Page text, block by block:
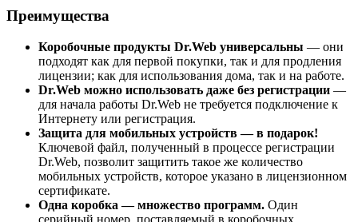
Преимущества
Коробочные продукты Dr.Web универсальны — они
подходят как для первой покупки, так и для продления
лицензии; как для использования дома, так и на работе.
Dr.Web можно использовать даже без регистрации —
для начала работы Dr.Web не требуется подключение к
Интернету или регистрация.
Защита для мобильных устройств — в подарок!
Ключевой файл, полученный в процессе регистрации
Dr.Web, позволит защитить такое же количество
мобильных устройств, которое указано в лицензионном
сертификате.
Одна коробка — множество программ. Один